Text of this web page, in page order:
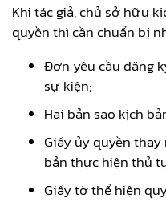
Khi tác giả, chủ sở hữu
quyền thì cần chuẩn bị
Đơn yêu cầu đăng
sự kiện;
Hai bản sao kịch
Giấy ủy quyền
bản thực hiện thủ
Giấy tờ thể hiện